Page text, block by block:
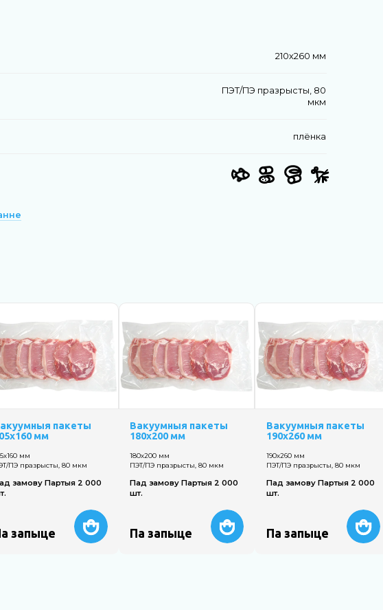
210х260 мм
ПЭТ/ПЭ празрысты, 80
мкм
плёнка
пакеты
мм
мм
ПЭ празрысты, 80 мкм
замову Партыя 2 000
запыце
Вакуумныя пакеты
180х200 мм
180х200 мм
ПЭТ/ПЭ празрысты, 80 мкм
Пад замову Партыя 2 000
шт.
Па запыце
Вакуумныя пакеты
190х260 мм
190х260 мм
ПЭТ/ПЭ празрысты, 80 мкм
Пад замову Партыя 2 000
шт.
Па запыце